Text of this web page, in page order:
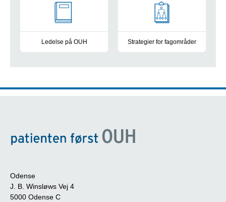
Ledelse på OUH Strategier for fagområder
Odense
J. B. Winsløws Vej 4
5000 Odense C